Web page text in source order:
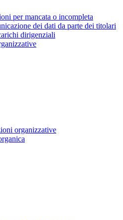
per mancata o incompleta
dei dati da parte dei titolari
dirigenziali
organizzative